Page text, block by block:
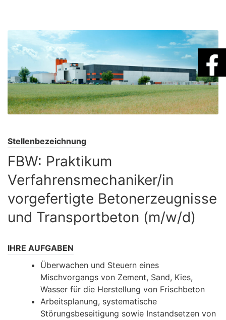
Stellenbezeichnung
FBW: Praktikum
Verfahrensmechaniker/in
vorgefertigte Betonerzeugnisse
und Transportbeton (m/w/d)
IHRE AUFGABEN
Überwachen und Steuern eines
Mischvorgangs von Zement, Sand, Kies,
Wasser für die Herstellung von Frischbeton
Arbeitsplanung, systematische
Störungsbeseitigung sowie Instandsetzen von